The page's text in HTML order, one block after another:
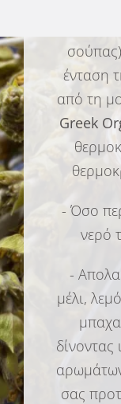
ένταση
από τη
Greek
- Όσο
νερό
-
μέλι,
δίνοντας
σας